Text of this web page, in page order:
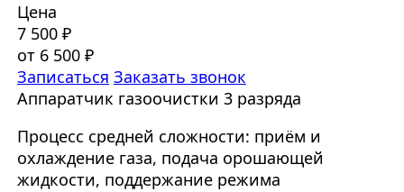
Цена
7 500 ₽
от 6 500 ₽
Записаться Заказать звонок
Аппаратчик газоочистки 3 разряда
Процесс средней сложности: приём и
охлаждение газа, подача орошающей
жидкости, поддержание режима